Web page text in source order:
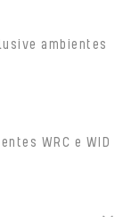
ambientes
WRC e WID